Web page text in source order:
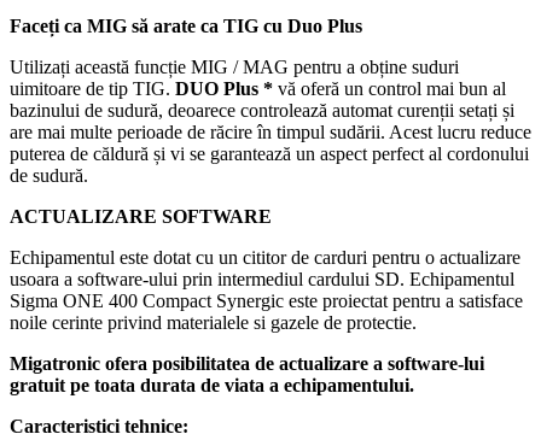
Faceți ca MIG să arate ca TIG cu Duo Plus
Utilizați această funcție MIG / MAG pentru a obține suduri
uimitoare de tip TIG. DUO Plus * vă oferă un control mai bun al
bazinului de sudură, deoarece controlează automat curenții setați și
are mai multe perioade de răcire în timpul sudării. Acest lucru reduce
puterea de căldură și vi se garantează un aspect perfect al cordonului
de sudură.
ACTUALIZARE SOFTWARE
Echipamentul este dotat cu un cititor de carduri pentru o actualizare
usoara a software-ului prin intermediul cardului SD. Echipamentul
Sigma ONE 400 Compact Synergic este proiectat pentru a satisface
noile cerinte privind materialele si gazele de protectie.
Migatronic ofera posibilitatea de actualizare a software-lui
gratuit pe toata durata de viata a echipamentului.
Caracteristici tehnice: